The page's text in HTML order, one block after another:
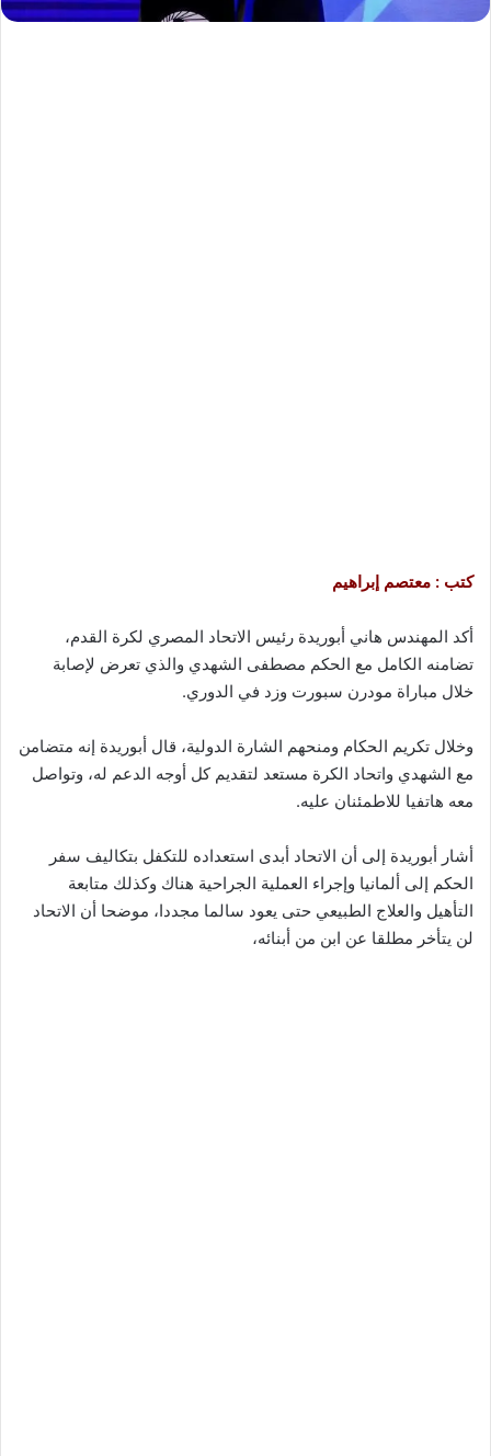
كتب : معتصم إبراهيم
أكد المهندس هاني أبوريدة رئيس الاتحاد المصري لكرة القدم،
تضامنه الكامل مع الحكم مصطفى الشهدي والذي تعرض لإصابة
خلال مباراة مودرن سبورت وزد في الدوري.
وخلال تكريم الحكام ومنحهم الشارة الدولية، قال أبوريدة إنه متضامن
مع الشهدي واتحاد الكرة مستعد لتقديم كل أوجه الدعم له، وتواصل
معه هاتفيا للاطمئنان عليه.
أشار أبوريدة إلى أن الاتحاد أبدى استعداده للتكفل بتكاليف سفر
الحكم إلى ألمانيا وإجراء العملية الجراحية هناك وكذلك متابعة
التأهيل والعلاج الطبيعي حتى يعود سالما مجددا، موضحا أن الاتحاد
لن يتأخر مطلقا عن ابن من أبنائه،